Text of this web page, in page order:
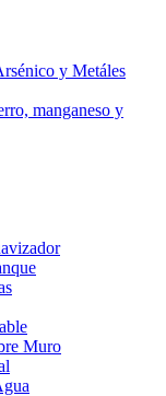
y Metáles
manganeso y
Muro